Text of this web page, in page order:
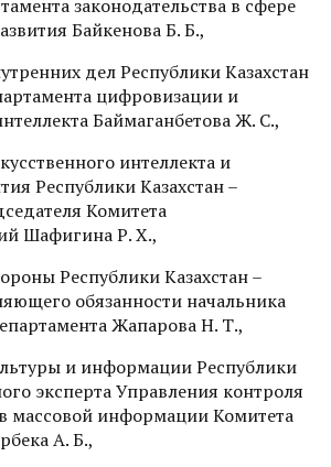
законодательства в сфере
Байкенова Б. Б.,
дел Республики Казахстан
цифровизации и
Баймаганбетова Ж. С.,
интеллекта и
Республики Казахстан –
Комитета
Шафигина Р. Х.,
Республики Казахстан –
обязанности начальника
Жапарова Н. Т.,
и информации Республики
эксперта Управления контроля
массовой информации Комитета
А. Б.,